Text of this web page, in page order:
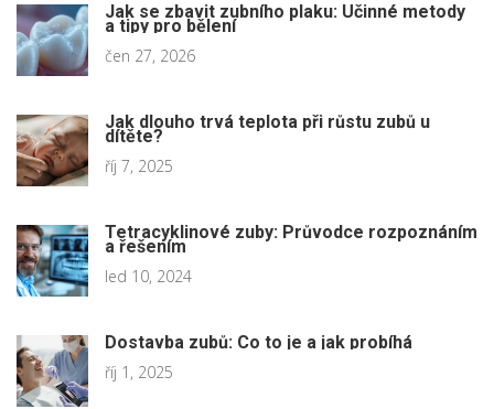
Jak se zbavit zubního plaku: Účinné metody
a tipy pro bělení
čen 27, 2026
Jak dlouho trvá teplota při růstu zubů u
dítěte?
říj 7, 2025
Tetracyklinové zuby: Průvodce rozpoznáním
a řešením
led 10, 2024
Dostavba zubů: Co to je a jak probíhá
říj 1, 2025